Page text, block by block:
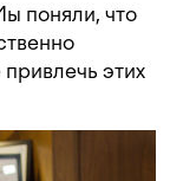
поняли, что
этих